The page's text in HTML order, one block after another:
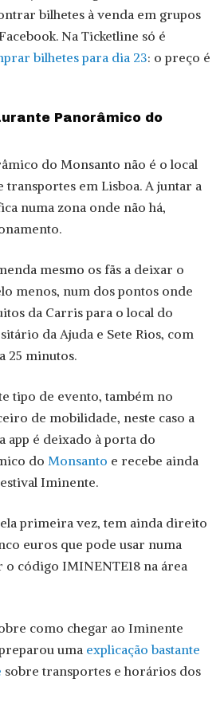
bilhetes à venda em grupos
Na Ticketline só é
bilhetes para dia 23: o preço é
Panorâmico do
do Monsanto não é o local
em Lisboa. A juntar a
numa zona onde não há,
mesmo os fãs a deixar o
menos, num dos pontos onde
da Carris para o local do
da Ajuda e Sete Rios, com
25 minutos.
tipo de evento, também no
de mobilidade, neste caso a
app é deixado à porta do
do Monsanto e recebe ainda
Iminente.
primeira vez, tem ainda direito
euros que pode usar numa
código IMINENTE18 na área
como chegar ao Iminente
uma explicação bastante
sobre transportes e horários dos